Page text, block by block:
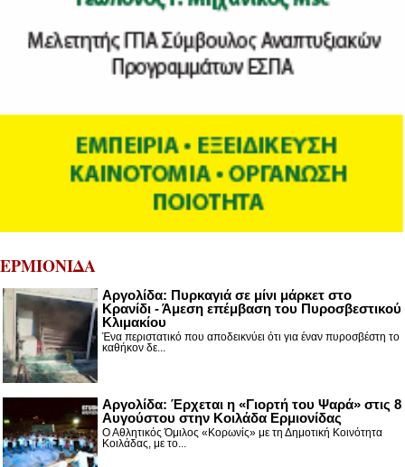
ΕΡΜΙΟΝΙΔΑ
Αργολίδα: Πυρκαγιά σε μίνι μάρκετ στο
Κρανίδι - Άμεση επέμβαση του Πυροσβεστικού
Κλιμακίου
Ένα περιστατικό που αποδεικνύει ότι για έναν πυροσβέστη το
καθήκον δε...
Αργολίδα: Έρχεται η «Γιορτή του Ψαρά» στις 8
Αυγούστου στην Κοιλάδα Ερμιονίδας
Ο Αθλητικός Όμιλος «Κορωνίς» με τη Δημοτική Κοινότητα
Κοιλάδας, με το...